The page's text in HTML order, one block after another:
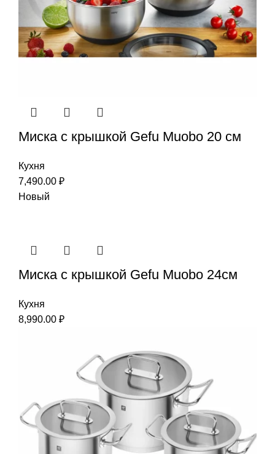
Миска с крышкой Gefu Мuоbо 20 см
Кухня
7,490.00 ₽
Новый
Миска с крышкой Gefu Мuоbо 24см
Кухня
8,990.00 ₽